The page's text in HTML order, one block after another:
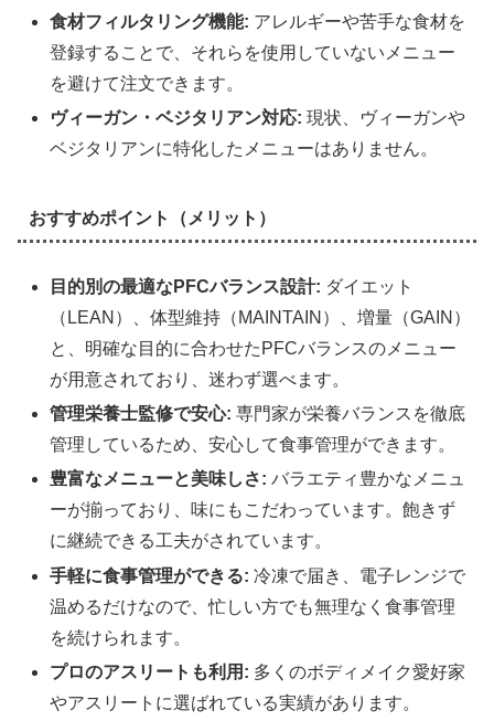
食材フィルタリング機能: アレルギーや苦手な食材を
登録することで、それらを使用していないメニュー
を避けて注文できます。
ヴィーガン・ベジタリアン対応: 現状、ヴィーガンや
ベジタリアンに特化したメニューはありません。
おすすめポイント（メリット）
目的別の最適なPFCバランス設計: ダイエット
（LEAN）、体型維持（MAINTAIN）、増量（GAIN）
と、明確な目的に合わせたPFCバランスのメニュー
が用意されており、迷わず選べます。
管理栄養士監修で安心: 専門家が栄養バランスを徹底
管理しているため、安心して食事管理ができます。
豊富なメニューと美味しさ: バラエティ豊かなメニュ
ーが揃っており、味にもこだわっています。飽きず
に継続できる工夫がされています。
手軽に食事管理ができる: 冷凍で届き、電子レンジで
温めるだけなので、忙しい方でも無理なく食事管理
を続けられます。
プロのアスリートも利用: 多くのボディメイク愛好家
やアスリートに選ばれている実績があります。